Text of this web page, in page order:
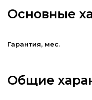
Основные
Гарантия, мес.
Общие